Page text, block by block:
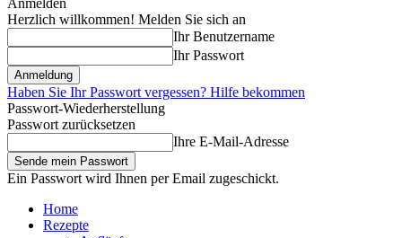
Anmelden
Herzlich willkommen! Melden Sie sich an
Ihr Benutzername
Ihr Passwort
Haben Sie Ihr Passwort vergessen? Hilfe bekommen
Passwort-Wiederherstellung
Passwort zurücksetzen
Ihre E-Mail-Adresse
Ein Passwort wird Ihnen per Email zugeschickt.
Home
Rezepte